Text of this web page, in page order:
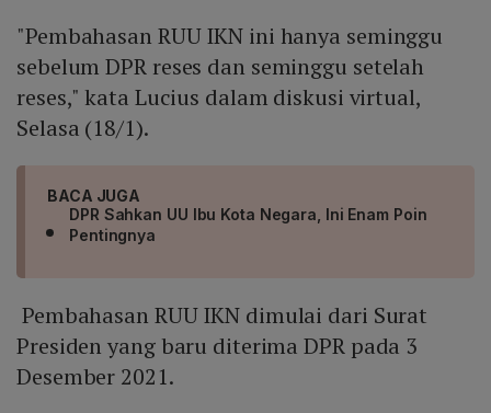
"Pembahasan RUU IKN ini hanya seminggu
sebelum DPR reses dan seminggu setelah
reses," kata Lucius dalam diskusi virtual,
Selasa (18/1).
BACA JUGA
DPR Sahkan UU Ibu Kota Negara, Ini Enam Poin
Pentingnya
Pembahasan RUU IKN dimulai dari Surat
Presiden yang baru diterima DPR pada 3
Desember 2021.